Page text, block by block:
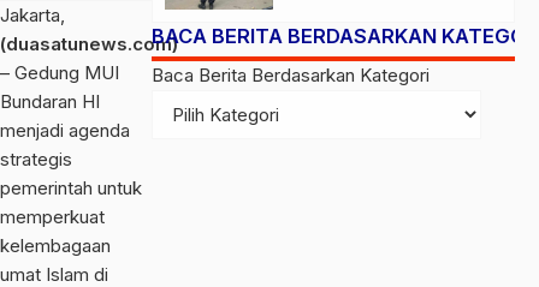
Jakarta,
(duasatunews.com)
– Gedung MUI
Bundaran HI
menjadi agenda
strategis
pemerintah untuk
memperkuat
kelembagaan
umat Islam di
PT Arafah Alam
Sejahtera Diminta
Diperiksa
BACA BERITA BERDASARKAN
Baca Berita Berdasarkan Kategori